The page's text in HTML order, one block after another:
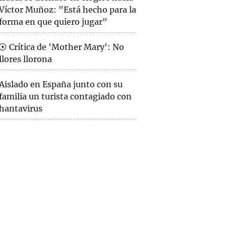
Muñoz: "Está hecho para la
en que quiero jugar"
Crítica de 'Mother Mary': No
llorona
en España junto con su
un turista contagiado con